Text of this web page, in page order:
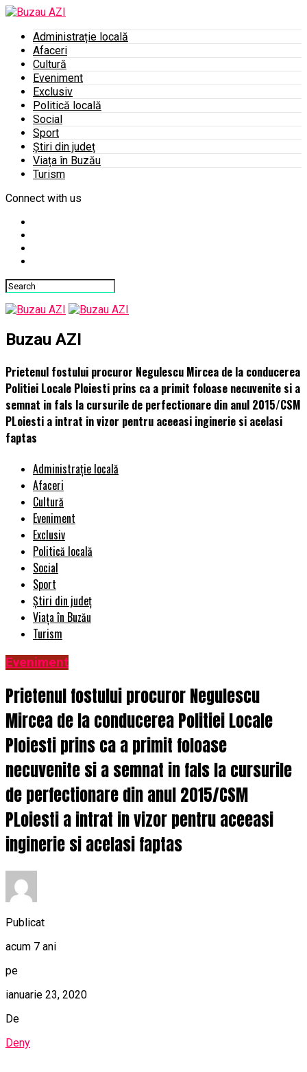
Administrație locală
Afaceri
Cultură
Eveniment
Exclusiv
Politică locală
Social
Sport
Știri din județ
Viața în Buzău
Turism
Connect with us
Buzau AZI
Prietenul fostului procuror Negulescu Mircea de la conducerea
Politiei Locale Ploiesti prins ca a primit foloase necuvenite si a
semnat in fals la cursurile de perfectionare din anul 2015/CSM
PLoiesti a intrat in vizor pentru aceeasi inginerie si acelasi
faptas
Administrație locală
Afaceri
Cultură
Eveniment
Exclusiv
Politică locală
Social
Sport
Știri din județ
Viața în Buzău
Turism
Eveniment
Prietenul fostului procuror Negulescu
Mircea de la conducerea Politiei Locale
Ploiesti prins ca a primit foloase
necuvenite si a semnat in fals la cursurile
de perfectionare din anul 2015/CSM
PLoiesti a intrat in vizor pentru aceeasi
inginerie si acelasi faptas
Publicat
acum 7 ani
pe
ianuarie 23, 2020
De
Deny